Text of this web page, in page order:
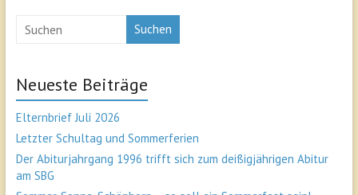
Suchen
Neueste Beiträge
Elternbrief Juli 2026
Letzter Schultag und Sommerferien
Der Abiturjahrgang 1996 trifft sich zum deißigjährigen Abitur
am SBG